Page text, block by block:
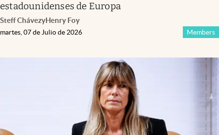
estadounidenses de Europa
Steff ChávezyHenry Foy
Members
martes, 07 de Julio de 2026